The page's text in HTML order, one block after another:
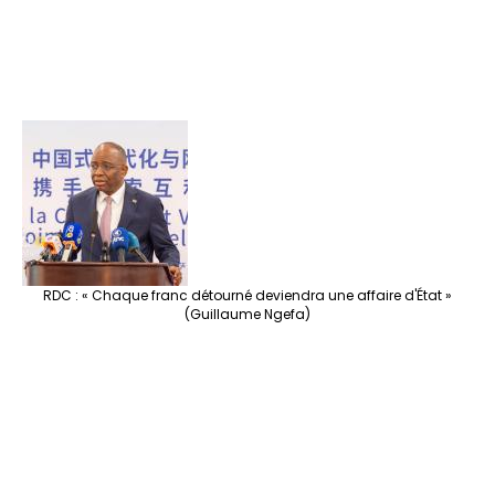
RDC : « Chaque franc détourné deviendra une affaire d'État »
(Guillaume Ngefa)